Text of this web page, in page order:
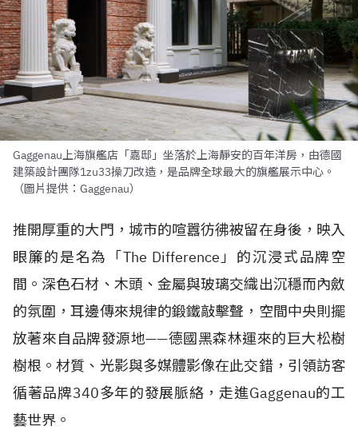
Gaggenau上海旗艦店「嘉邸」坐落於上海靜安的百年洋房，由德國
建築設計團隊1zu33操刀改造，是品牌全球最大的旗艦展示中心。
（圖片提供：Gaggenau）
推開厚重的大門，城市的喧囂彷彿被留在身後，映入
眼簾的是名為「The Difference」的沉浸式品牌空
間。深色石材、木頭、金屬與玻璃交織出沉穩而內斂
的氛圍，耳邊傳來規律的鍛鐵敲擊聲，空間中央則擺
放著來自品牌發源地——德國黑森林運來的巨大松樹
樹根。材質、光影與多媒體影像在此交錯，引領訪客
循著品牌340多年的發展脈絡，走進Gaggenau的工
藝世界。